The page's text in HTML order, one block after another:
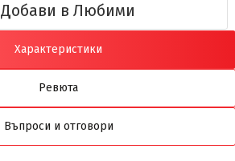
Добави в Любими
Характеристики
Ревюта
Въпроси и отговори